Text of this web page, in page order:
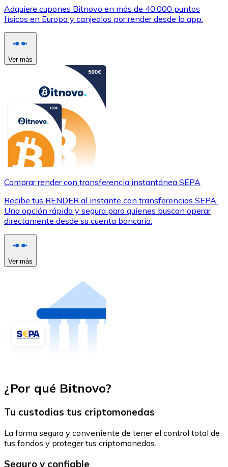
Adquiere cupones Bitnovo en más de 40.000 puntos
físicos en Europa y canjealos por render desde la app.
Ver más
Comprar render con transferencia instantánea SEPA
Recibe tus RENDER al instante con transferencias SEPA.
Una opción rápida y segura para quienes buscan operar
directamente desde su cuenta bancaria.
Ver más
¿Por qué Bitnovo?
Tu custodias tus criptomonedas
La forma segura y conveniente de tener el control total de
tus fondos y proteger tus criptomonedas.
Seguro y confiable